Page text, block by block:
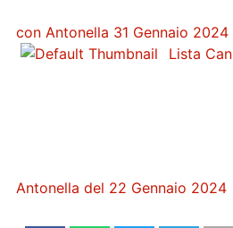
con Antonella 31 Gennaio 2024
Lista
Antonella del 22 Gennaio 2024